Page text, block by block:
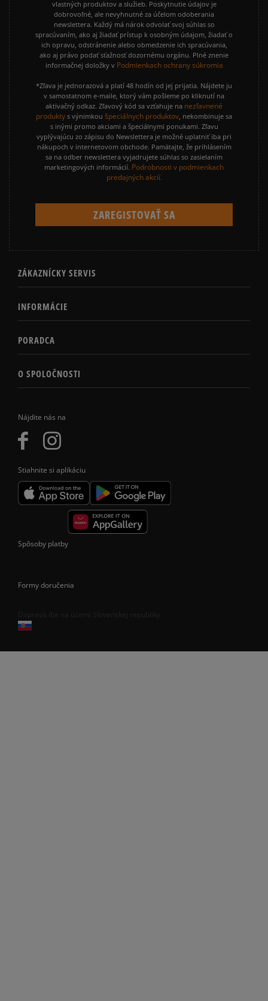
Nájdite nás na
Stiahnite si aplikáciu
vlastných produktov a služieb. Poskytnutie údajov je
dobrovoľné, ale nevyhnutné za účelom odoberania
newslettera. Každý má nárok odvolať svoj súhlas so
spracúvaním, ako aj žiadať prístup k osobným údajom, žiadať o
ich opravu, odstránenie alebo obmedzenie ich spracúvania,
ako aj právo podať sťažnosť dozornému orgánu. Plné znenie
informačnej doložky v Podmienkach ochrany súkromia
*Zľava je jednorazová a platí 48 hodín od jej prijatia. Nájdete ju
v samostatnom e-maile, ktorý vám pošleme po kliknutí na
aktivačný odkaz. Zľavový kód sa vzťahuje na nezľavnené
produkty s výnimkou špeciálnych produktov, nekombinuje sa
s inými promo akciami a špeciálnymi ponukami. Zľavu
vyplývajúcu zo zápisu do Newslettera je možné uplatniť iba pri
nákupoch v internetovom obchode. Pamätajte, že prihlásením
sa na odber newslettera vyjadrujete súhlas so zasielaním
marketingových informácií. Podrobnosti v podmienkach
predajných akcií.
ZÁKAZNÍCKY SERVIS
INFORMÁCIE
PORADCA
O SPOLOČNOSTI
Spôsoby platby
Formy doručenia